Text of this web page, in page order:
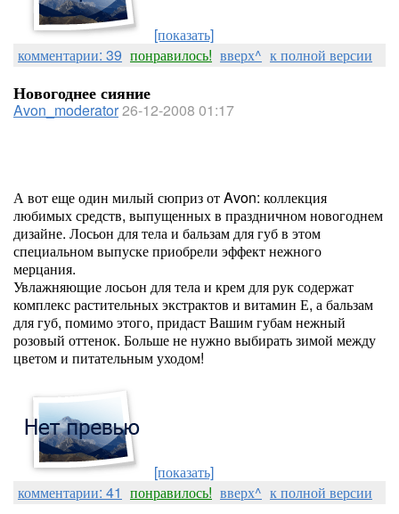
[показать]
комментарии: 39 понравилось! вверх^ к полной версии
Новогоднее сияние
Avon_moderator26-12-2008 01:17
А вот еще один милый сюприз от Avon: коллекция
любимых средств, выпущенных в праздничном новогоднем
дизайне. Лосьон для тела и бальзам для губ в этом
специальном выпуске приобрели эффект нежного
мерцания.
Увлажняющие лосьон для тела и крем для рук содержат
комплекс растительных экстрактов и витамин Е, а бальзам
для губ, помимо этого, придаст Вашим губам нежный
розовый оттенок. Больше не нужно выбирать зимой между
цветом и питательным уходом!
[показать]
комментарии: 41 понравилось! вверх^ к полной версии